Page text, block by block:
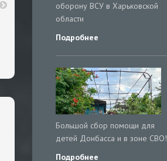
оборону ВСУ в Харьковской
области
Подробнее
Большой сбор помощи для
детей Донбасса и в зоне СВО!
Подробнее